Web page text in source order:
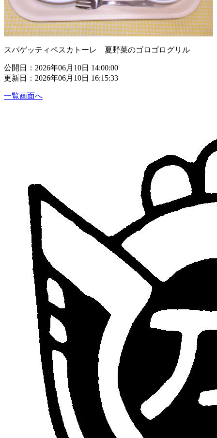
スパゲッティペスカトーレ 夏野菜のゴロゴログリル
公開日：2026年06月10日 14:00:00
更新日：2026年06月10日 16:15:33
一覧画面へ